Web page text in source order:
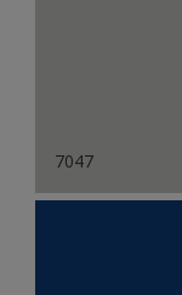
7047